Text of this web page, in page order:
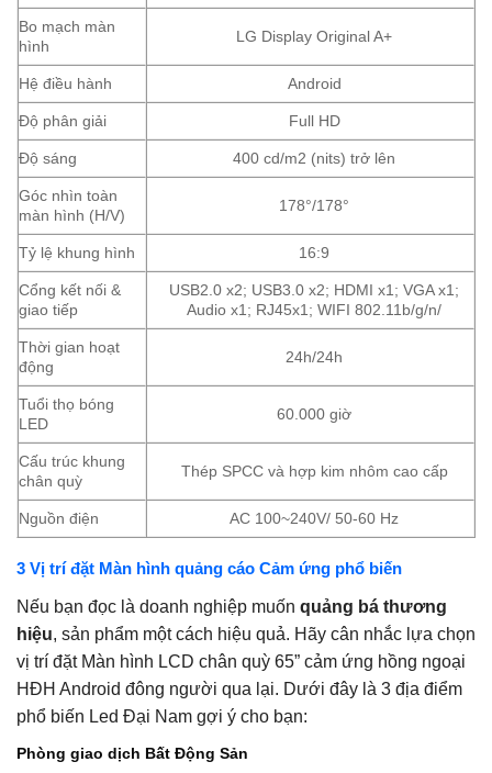
Bo mạch màn
hình
LG Display Original A+
Hệ điều hành Android
Độ phân giải Full HD
Độ sáng 400 cd/m2 (nits) trở lên
Góc nhìn toàn
màn hình (H/V)
178°/178°
Tỷ lệ khung hình 16:9
Cổng kết nối &
giao tiếp
USB2.0 x2; USB3.0 x2; HDMI x1; VGA x1;
Audio x1; RJ45x1; WIFI 802.11b/g/n/
Thời gian hoạt
động
24h/24h
Tuổi thọ bóng
LED
60.000 giờ
Cấu trúc khung
chân quỳ
Thép SPCC và hợp kim nhôm cao cấp
Nguồn điện AC 100~240V/ 50-60 Hz
3 Vị trí đặt Màn hình quảng cáo Cảm ứng phổ biến
Nếu bạn đọc là doanh nghiệp muốn quảng bá thương
hiệu, sản phẩm một cách hiệu quả. Hãy cân nhắc lựa chọn
vị trí đặt Màn hình LCD chân quỳ 65” cảm ứng hồng ngoại
HĐH Android đông người qua lại. Dưới đây là 3 địa điểm
phổ biến Led Đại Nam gợi ý cho bạn:
Phòng giao dịch Bất Động Sản